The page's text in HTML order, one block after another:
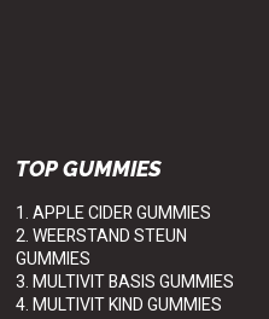
TOP GUMMIES
1. APPLE CIDER GUMMIES
2. WEERSTAND STEUN
GUMMIES
3. MULTIVIT BASIS GUMMIES
4. MULTIVIT KIND GUMMIES